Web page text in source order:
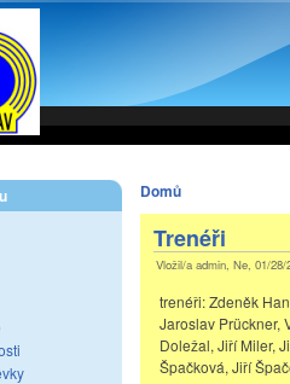
Domů
Trenéři
Vložil/a admin, Ne, 01/28/
trenéři: Zdeněk
Jaroslav Prückner,
Doležal, Jiří Miler,
Špačková, Jiří